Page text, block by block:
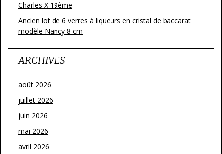
Charles X 19ème
Ancien lot de 6 verres à liqueurs en cristal de baccarat
modèle Nancy 8 cm
ARCHIVES
août 2026
juillet 2026
juin 2026
mai 2026
avril 2026